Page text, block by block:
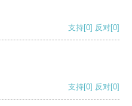
支持[0] 反对[0]
支持[0] 反对[0]